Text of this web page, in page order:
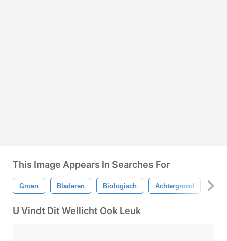
This Image Appears In Searches For
Groen Bladeren Biologisch Achtergrond
U Vindt Dit Wellicht Ook Leuk